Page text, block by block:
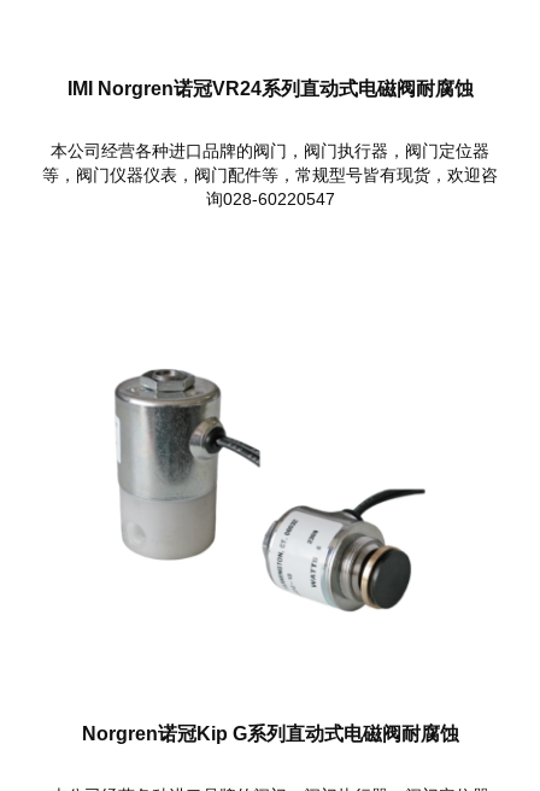
IMI Norgren诺冠VR24系列直动式电磁阀耐腐蚀
本公司经营各种进口品牌的阀门，阀门执行器，阀门定位器
等，阀门仪器仪表，阀门配件等，常规型号皆有现货，欢迎咨
询028-60220547
Norgren诺冠Kip G系列直动式电磁阀耐腐蚀